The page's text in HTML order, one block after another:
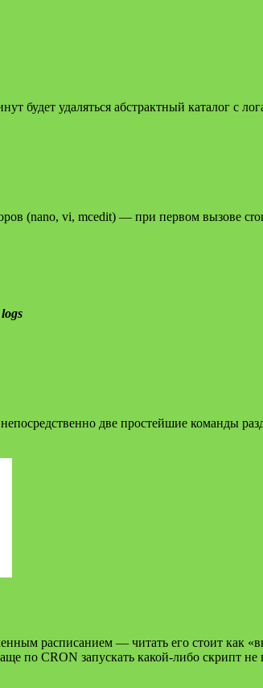
будет удаляться абстрактный каталог с
(nano, vi, mcedit) — при первом вызове
две простейшие команды
расписанием — читать его стоит
по CRON запускать какой-либо скрипт не